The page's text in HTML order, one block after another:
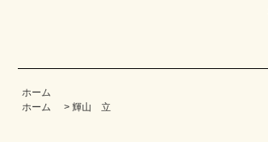
ホーム
ホーム
> 輝山 立